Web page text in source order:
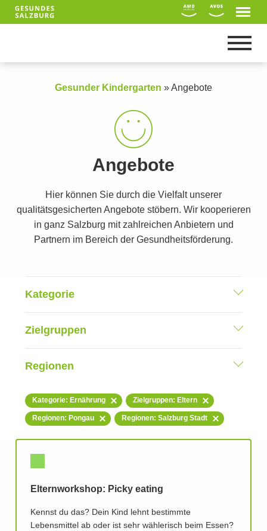
Suche
Gesunder Kindergarten »Angebote
Angebote
Hier können Sie durch die Vielfalt unserer
qualitätsgesicherten Angebote stöbern. Wir kooperieren
in ganz Salzburg mit zahlreichen Anbietern und
Partnern im Bereich der Gesundheitsförderung.
Kategorie
Zielgruppen
Regionen
Kategorie: Ernährung Zielgruppen: Eltern
Regionen: Pongau Regionen: Salzburg Stadt
Elternworkshop: Picky eating
Kennst du das? Dein Kind lehnt bestimmte
Lebensmittel ab oder ist sehr wählerisch beim Essen?